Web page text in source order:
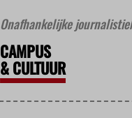
Onafhankelijke
CAMPUS
&CULTUUR